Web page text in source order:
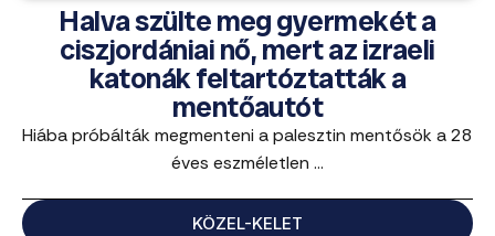
Halva szülte meg gyermekét a
ciszjordániai nő, mert az izraeli
katonák feltartóztatták a
mentőautót
Hiába próbálták megmenteni a palesztin mentősök a 28
éves eszméletlen ...
KÖZEL-KELET